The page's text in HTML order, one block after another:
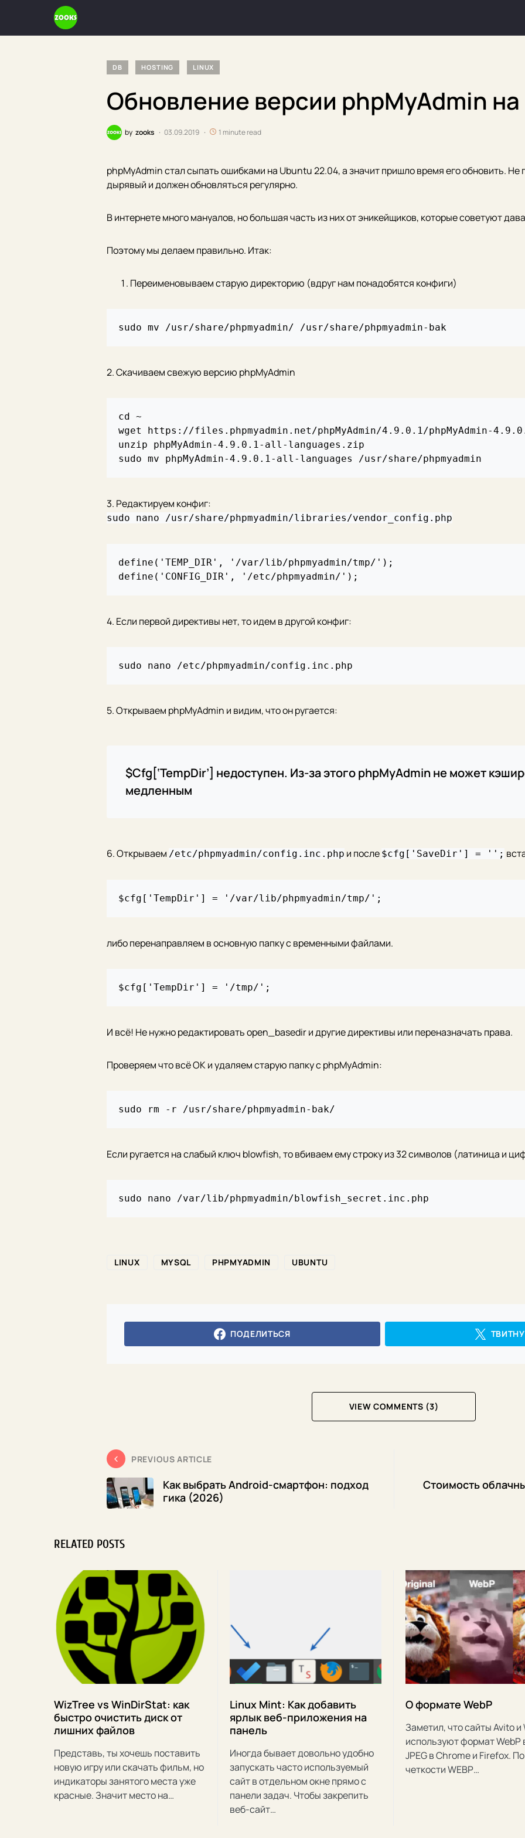
DB HOSTING LINUX
Обновление версии phpMyAdmin
by zooks 03.09.2019 1 minute read
phpMyAdmin стал сыпать ошибками на Ubuntu 22.04, а значит пришло время его обновить. Не
дырявый и должен обновляться регулярно.
В интернете много мануалов, но большая часть из них от эникейщиков, которые советуют
Поэтому мы делаем правильно. Итак:
Переименовываем старую директорию (вдруг нам понадобятся конфиги)
2. Скачиваем свежую версию phpMyAdmin
cd ~
wget https://files.phpmyadmin.net/phpMyAdmin/4.9.0.1/phpMyAdmin-
unzip phpMyAdmin-4.9.0.1-all-languages.zip
3. Редактируем конфиг:
sudo nano /usr/share/phpmyadmin/libraries/vendor_config.php
define('TEMP_DIR', '/var/lib/phpmyadmin/tmp/');
4. Если первой директивы нет, то идем в другой конфиг:
5. Открываем phpMyAdmin и видим, что он ругается:
$Cfg[‘TempDir’] недоступен. Из-за этого phpMyAdmin не может
медленным
6. Открываем /etc/phpmyadmin/config.inc.php и после $cfg['SaveDir'] = '';
либо перенаправляем в основную папку с временными файлами.
И всё! Не нужно редактировать open_basedir и другие директивы или переназначать права.
Проверяем что всё ОК и удаляем старую папку с phpMyAdmin:
Если ругается на слабый ключ blowfish, то вбиваем ему строку из 32 символов (латиница и
LINUX MYSQL PHPMYADMIN UBUNTU
ПОДЕЛИТЬСЯ
VIEW COMMENTS (3)
PREVIOUS ARTICLE
Как выбрать Android-смартфон: подход
гика (2026)
Стоимость
RELATED POSTS
WizTree vs WinDirStat: как
быстро очистить диск от
лишних файлов
Представь, ты хочешь поставить
новую игру или скачать фильм, но
индикаторы занятого места уже
красные. Значит место на…
Linux Mint: Как добавить
ярлык веб-приложения на
панель
Иногда бывает довольно удобно
запускать часто используемый
сайт в отдельном окне прямо с
панели задач. Чтобы закрепить
веб-сайт…
О формате WebP
Заметил, что сайты Avito и
используют формат WebP
JPEG в Chrome и Firefox. По
четкости WEBP…